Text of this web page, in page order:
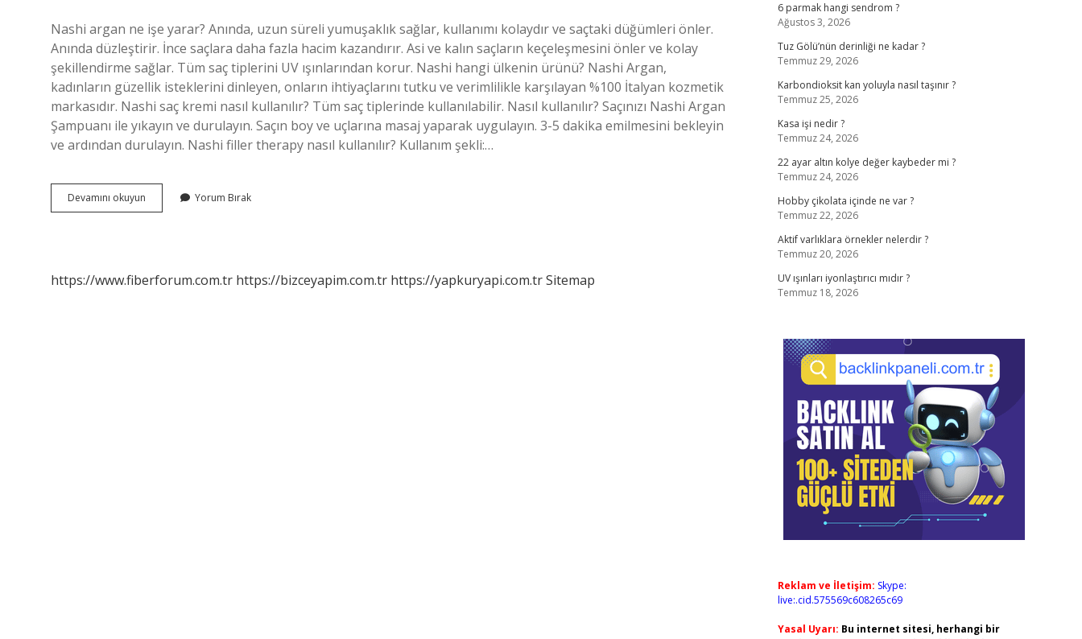
Nashi argan ne işe yarar? Anında, uzun süreli yumuşaklık sağlar, kullanımı kolaydır ve saçtaki düğümleri önler.
Anında düzleştirir. İnce saçlara daha fazla hacim kazandırır. Asi ve kalın saçların keçeleşmesini önler ve kolay
şekillendirme sağlar. Tüm saç tiplerini UV ışınlarından korur. Nashi hangi ülkenin ürünü? Nashi Argan,
kadınların güzellik isteklerini dinleyen, onların ihtiyaçlarını tutku ve verimlilikle karşılayan %100 İtalyan kozmetik
markasıdır. Nashi saç kremi nasıl kullanılır? Tüm saç tiplerinde kullanılabilir. Nasıl kullanılır? Saçınızı Nashi Argan
Şampuanı ile yıkayın ve durulayın. Saçın boy ve uçlarına masaj yaparak uygulayın. 3-5 dakika emilmesini bekleyin
ve ardından durulayın. Nashi filler therapy nasıl kullanılır? Kullanım şekli:…
Devamını okuyun
Bakım
Yorum Bırak
https://www.fiberforum.com.tr https://bizceyapim.com.tr https://yapkuryapi.com.trSitemap
6 parmak hangi sendrom ?
Ağustos 3, 2026
Tuz Gölü’nün derinliği ne kadar ?
Temmuz 29, 2026
Karbondioksit kan yoluyla nasıl taşınır ?
Temmuz 25, 2026
Kasa işi nedir ?
Temmuz 24, 2026
22 ayar altın kolye değer kaybeder mi ?
Temmuz 24, 2026
Hobby çikolata içinde ne var ?
Temmuz 22, 2026
Aktif varlıklara örnekler nelerdir ?
Temmuz 20, 2026
UV ışınları iyonlaştırıcı mıdır ?
Temmuz 18, 2026
Reklam ve İletişim: Skype:
live:.cid.575569c608265c69
Yasal Uyarı: Bu internet sitesi, herhangi bir